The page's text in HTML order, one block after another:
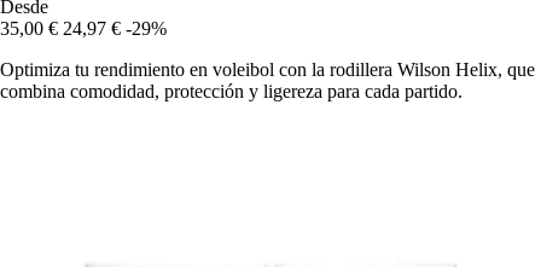
Desde
35,00 € 24,97 € -29%
Optimiza tu rendimiento en voleibol con la rodillera Wilson Helix, que
combina comodidad, protección y ligereza para cada partido.